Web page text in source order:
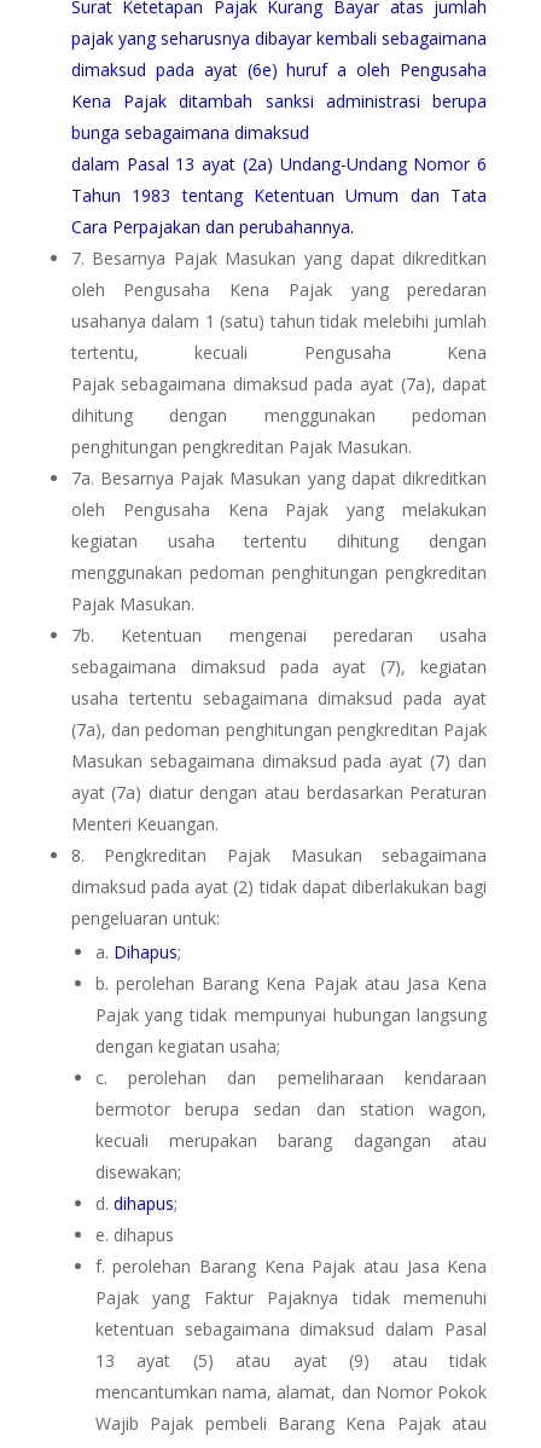
Surat Ketetapan Pajak Kurang Bayar atas jumlah
pajak yang seharusnya dibayar kembali sebagaimana
dimaksud pada ayat (6e) huruf a oleh Pengusaha
Kena Pajak ditambah sanksi administrasi berupa
bunga sebagaimana dimaksud
dalam Pasal 13 ayat (2a) Undang-Undang Nomor 6
Tahun 1983 tentang Ketentuan Umum dan Tata
Cara Perpajakan dan perubahannya.
7. Besarnya Pajak Masukan yang dapat dikreditkan
oleh Pengusaha Kena Pajak yang peredaran
usahanya dalam 1 (satu) tahun tidak melebihi jumlah
tertentu, kecuali Pengusaha Kena
Pajak sebagaimana dimaksud pada ayat (7a), dapat
dihitung dengan menggunakan pedoman
penghitungan pengkreditan Pajak Masukan.
7a. Besarnya Pajak Masukan yang dapat dikreditkan
oleh Pengusaha Kena Pajak yang melakukan
kegiatan usaha tertentu dihitung dengan
menggunakan pedoman penghitungan pengkreditan
Pajak Masukan.
7b. Ketentuan mengenai peredaran usaha
sebagaimana dimaksud pada ayat (7), kegiatan
usaha tertentu sebagaimana dimaksud pada ayat
(7a), dan pedoman penghitungan pengkreditan Pajak
Masukan sebagaimana dimaksud pada ayat (7) dan
ayat (7a) diatur dengan atau berdasarkan Peraturan
Menteri Keuangan.
8. Pengkreditan Pajak Masukan sebagaimana
dimaksud pada ayat (2) tidak dapat diberlakukan bagi
pengeluaran untuk:
a. Dihapus;
b. perolehan Barang Kena Pajak atau Jasa Kena
Pajak yang tidak mempunyai hubungan langsung
dengan kegiatan usaha;
c. perolehan dan pemeliharaan kendaraan
bermotor berupa sedan dan station wagon,
kecuali merupakan barang dagangan atau
disewakan;
d. dihapus;
e. dihapus
f. perolehan Barang Kena Pajak atau Jasa Kena
Pajak yang Faktur Pajaknya tidak memenuhi
ketentuan sebagaimana dimaksud dalam Pasal
13 ayat (5) atau ayat (9) atau tidak
mencantumkan nama, alamat, dan Nomor Pokok
Wajib Pajak pembeli Barang Kena Pajak atau